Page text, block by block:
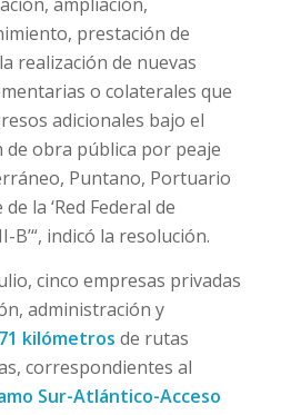
prestación de
realización de nuevas
o colaterales que
adicionales bajo el
de obra pública por peaje
Puntano, Portuario
la ‘Red Federal de
B’“, indicó la resolución.
cinco empresas privadas
administración y
kilómetros de rutas
correspondientes al
Sur-Atlántico-Acceso